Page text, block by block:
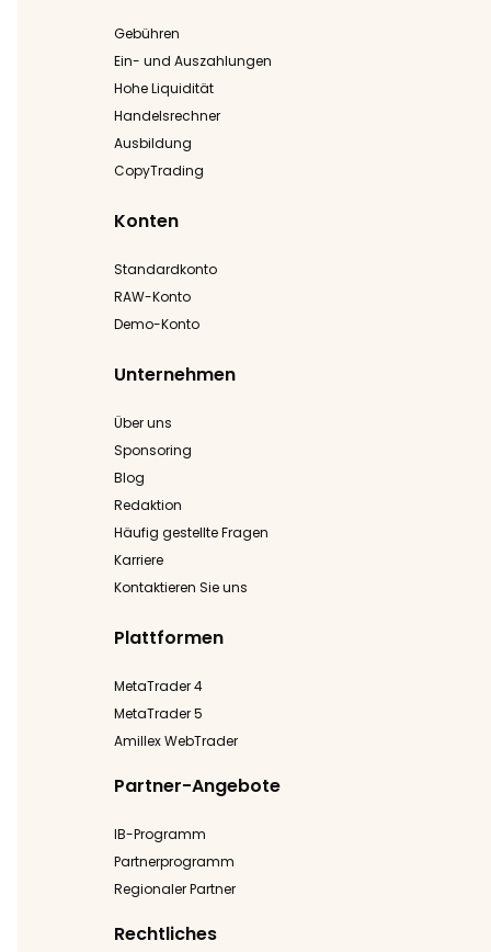
Gebühren
Ein- und Auszahlungen
Hohe Liquidität
Handelsrechner
Ausbildung
CopyTrading
Konten
Standardkonto
RAW-Konto
Demo-Konto
Unternehmen
Über uns
Sponsoring
Blog
Redaktion
Häufig gestellte Fragen
Karriere
Kontaktieren Sie uns
Plattformen
MetaTrader 4
MetaTrader 5
Amillex WebTrader
Partner-Angebote
IB-Programm
Partnerprogramm
Regionaler Partner
Rechtliches